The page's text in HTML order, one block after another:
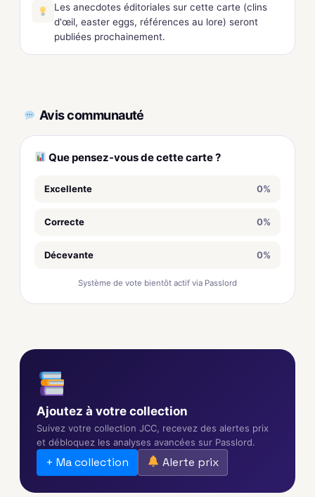
Les anecdotes éditoriales sur cette carte (clins
d'œil, easter eggs, références au lore) seront
publiées prochainement.
Avis communauté
Que pensez-vous de cette carte ?
Excellente 0%
Correcte 0%
Décevante 0%
Système de vote bientôt actif via Passlord
Ajoutez à votre collection
Suivez votre collection JCC, recevez des alertes prix
et débloquez les analyses avancées sur Passlord.
+ Ma collection Alerte prix